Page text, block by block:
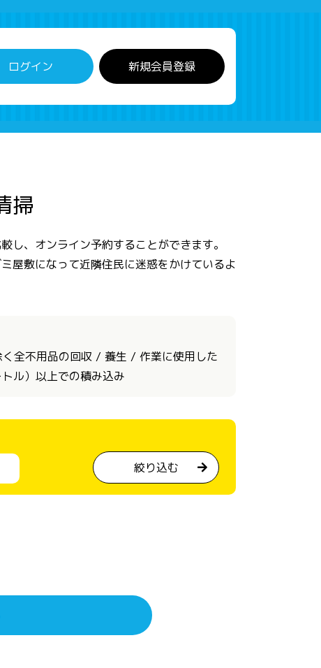
ログイン 新規会員登録
掃
し、オンライン予約することができます。
屋敷になって近隣住民に迷惑をかけているよ
全不用品の回収 / 養生 / 作業に使用した
ル）以上での積み込み
絞り込む